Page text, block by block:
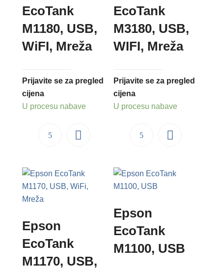
EcoTank
M1180, USB,
WiFI, Mreža
Prijavite se za pregled
cijena
U procesu nabave
EcoTank
M3180, USB,
WIFI, Mreža
Prijavite se za pregled
cijena
U procesu nabave
Epson
EcoTank
M1170, USB,
Epson
EcoTank
M1100, USB